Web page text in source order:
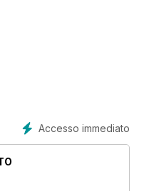
Accesso immediato